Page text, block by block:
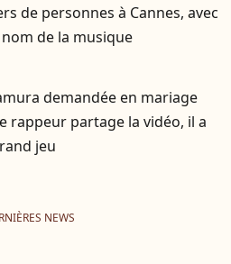
de personnes à Cannes, avec
de la musique
demandée en mariage
rappeur partage la vidéo, il a
jeu
NEWS